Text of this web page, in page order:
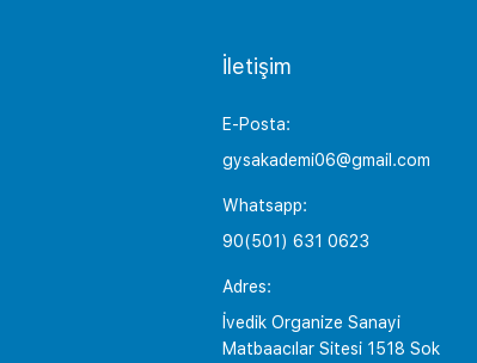
İletişim
E-Posta:
gysakademi06@gmail.com
Whatsapp:
90(501) 631 0623
Adres:
İvedik Organize Sanayi
Matbaacılar Sitesi 1518 Sok